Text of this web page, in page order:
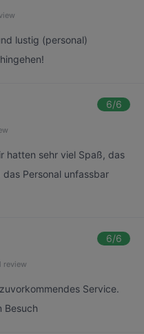
lustig (personal)
6/6
hatten sehr viel Spaß, das
Personal unfassbar
6/6
review
Service.
Besuch